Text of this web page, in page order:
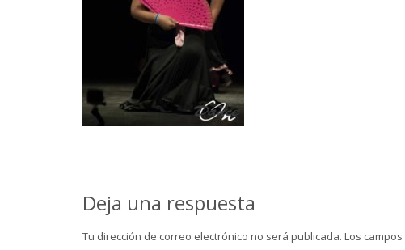
Deja una respuesta
Tu dirección de correo electrónico no será publicada. Los